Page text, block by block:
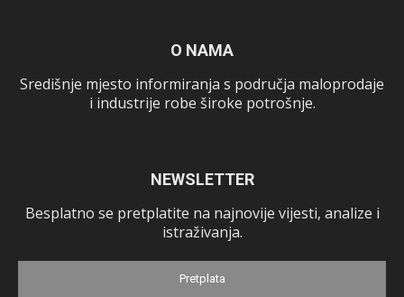
O NAMA
Središnje mjesto informiranja s područja maloprodaje
i industrije robe široke potrošnje.
NEWSLETTER
Besplatno se pretplatite na najnovije vijesti, analize i
istraživanja.
Pretplata